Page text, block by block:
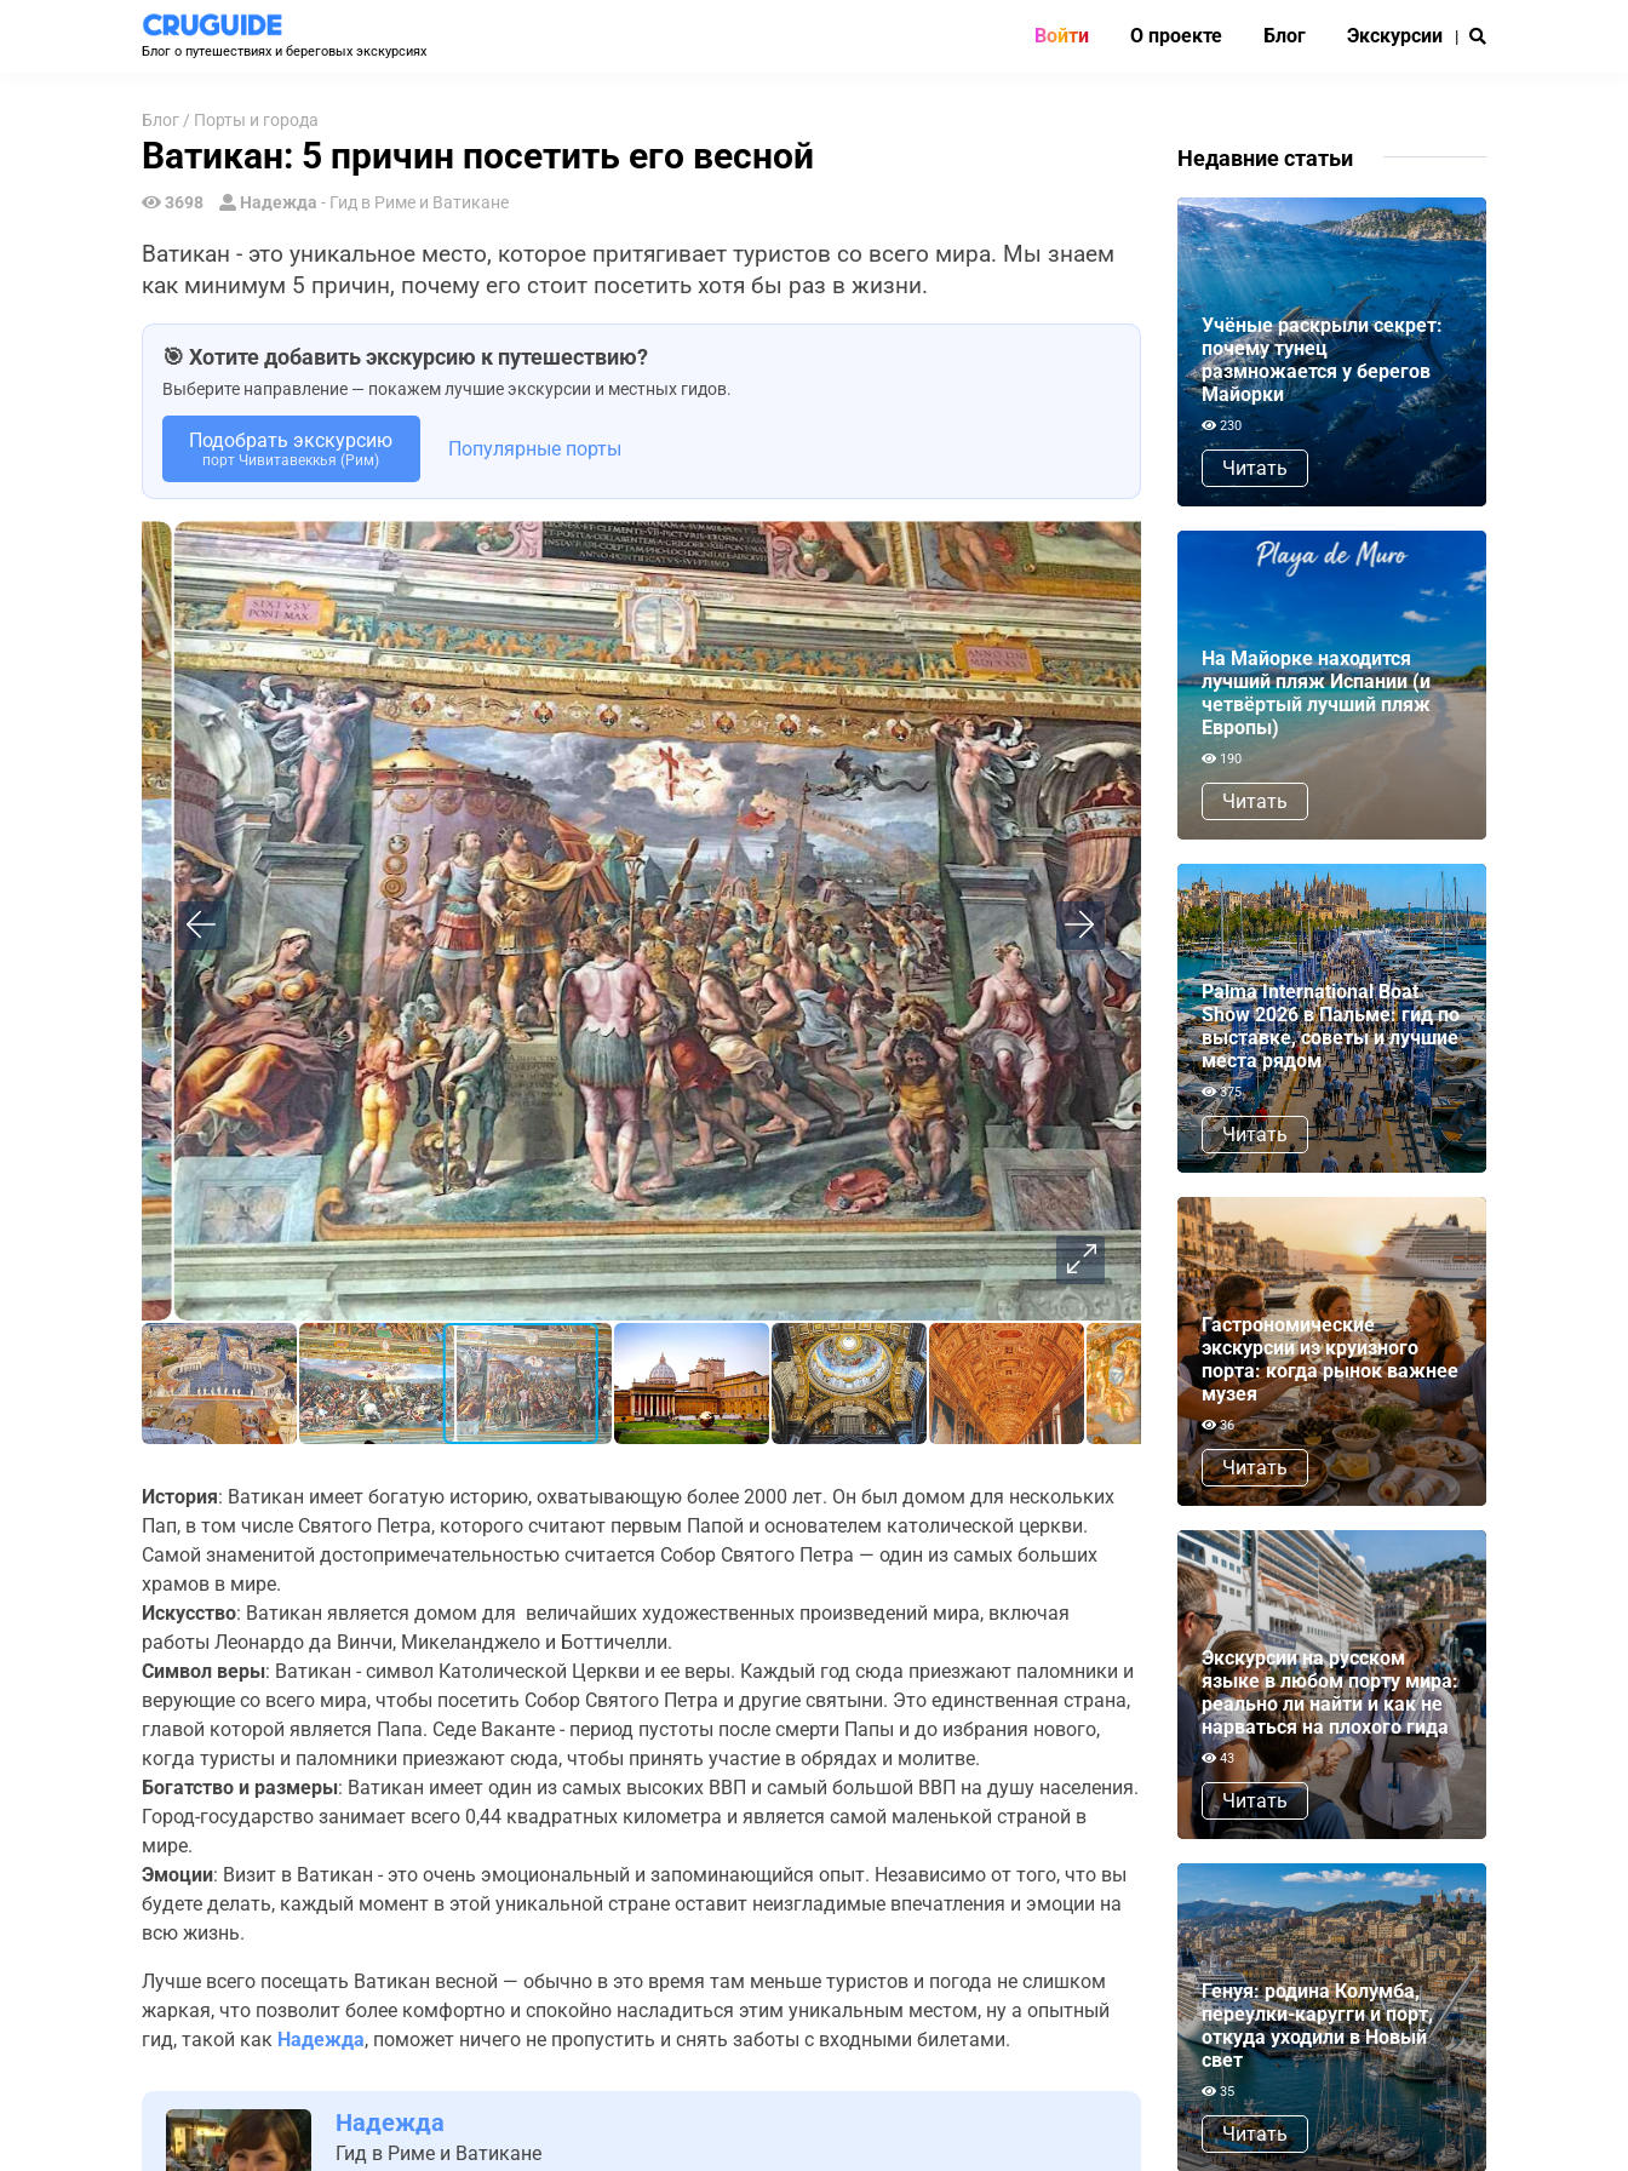
Блог о путешествиях и береговых экскурсиях
Войти О проекте Блог Экскурсии |
Блог / Порты и города
Ватикан: 5 причин посетить его весной
3698 Надежда - Гид в Риме и Ватикане
Ватикан - это уникальное место, которое притягивает туристов со всего мира. Мы знаем
как минимум 5 причин, почему его стоит посетить хотя бы раз в жизни.
🎯 Хотите добавить экскурсию к путешествию?
Выберите направление — покажем лучшие экскурсии и местных гидов.
Подобрать экскурсию
порт Чивитавеккья (Рим) Популярные порты
История: Ватикан имеет богатую историю, охватывающую более 2000 лет. Он был домом для нескольких
Пап, в том числе Святого Петра, которого считают первым Папой и основателем католической церкви.
Самой знаменитой достопримечательностью считается Собор Святого Петра — один из самых больших
храмов в мире.
Искусство: Ватикан является домом для величайших художественных произведений мира, включая
работы Леонардо да Винчи, Микеланджело и Боттичелли.
Символ веры: Ватикан - символ Католической Церкви и ее веры. Каждый год сюда приезжают паломники и
верующие со всего мира, чтобы посетить Собор Святого Петра и другие святыни. Это единственная страна,
главой которой является Папа. Седе Ваканте - период пустоты после смерти Папы и до избрания нового,
когда туристы и паломники приезжают сюда, чтобы принять участие в обрядах и молитве.
Богатство и размеры: Ватикан имеет один из самых высоких ВВП и самый большой ВВП на душу населения.
Город-государство занимает всего 0,44 квадратных километра и является самой маленькой страной в
мире.
Эмоции: Визит в Ватикан - это очень эмоциональный и запоминающийся опыт. Независимо от того, что вы
будете делать, каждый момент в этой уникальной стране оставит неизгладимые впечатления и эмоции на
всю жизнь.
Лучше всего посещать Ватикан весной — обычно в это время там меньше туристов и погода не слишком
жаркая, что позволит более комфортно и спокойно насладиться этим уникальным местом, ну а опытный
гид, такой как Надежда, поможет ничего не пропустить и снять заботы с входными билетами.
Надежда
Гид в Риме и Ватикане
Недавние статьи
Учёные раскрыли секрет:
почему тунец
размножается у берегов
Майорки
230
Читать
На Майорке находится
лучший пляж Испании (и
четвёртый лучший пляж
Европы)
190
Читать
Palma International Boat
Show 2026 в Пальме: гид по
выставке, советы и лучшие
места рядом
375
Читать
Гастрономические
экскурсии из круизного
порта: когда рынок важнее
музея
36
Читать
Экскурсии на русском
языке в любом порту мира:
реально ли найти и как не
нарваться на плохого гида
43
Читать
Генуя: родина Колумба,
переулки-каругги и порт,
откуда уходили в Новый
свет
35
Читать